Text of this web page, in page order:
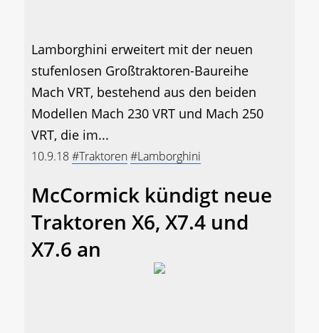
Lamborghini erweitert mit der neuen
stufenlosen Großtraktoren-Baureihe
Mach VRT, bestehend aus den beiden
Modellen Mach 230 VRT und Mach 250
VRT, die im...
10.9.18#Traktoren#Lamborghini
McCormick kündigt neue
Traktoren X6, X7.4 und
X7.6 an